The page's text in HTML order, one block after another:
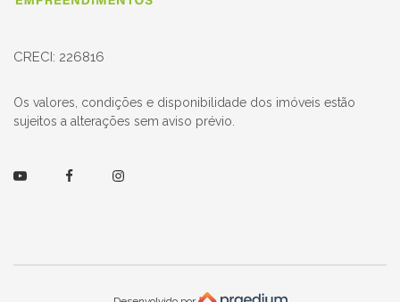
CRECI: 226816
Os valores, condições e disponibilidade dos imóveis estão
sujeitos a alterações sem aviso prévio.
YoutubeFacebookInstagram